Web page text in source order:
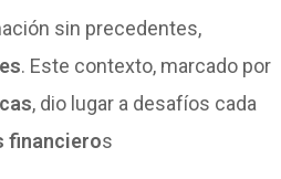
sin precedentes,
. Este contexto, marcado por
, dio lugar a desafíos cada
financieros